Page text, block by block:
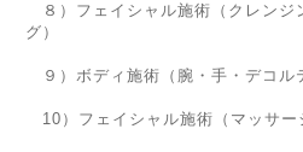
８）フェイシャル施術（クレンジ
グ）
９）ボディ施術（腕・手・デコル
10）フェイシャル施術（マッサー